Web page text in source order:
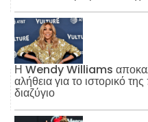
Η Wendy Williams
αλήθεια για το ιστορικό
διαζύγιο